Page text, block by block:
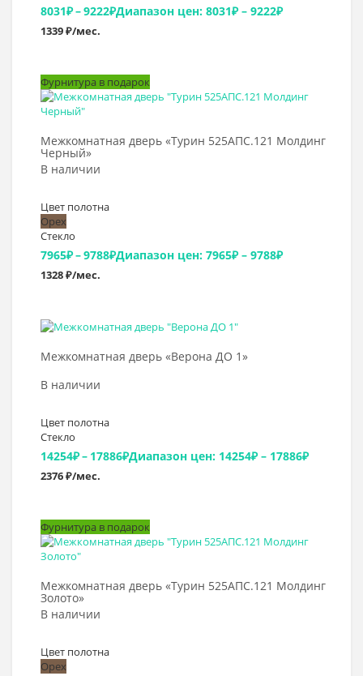
8031₽–9222₽Диапазон цен: 8031₽ – 9222₽
1339 ₽/мес.
Фурнитура в подарок
Межкомнатная дверь «Турин 525АПС.121 Молдинг
Черный»
В наличии
Цвет полотна
Орех
Стекло
7965₽–9788₽Диапазон цен: 7965₽ – 9788₽
1328 ₽/мес.
Выбрать >
Межкомнатная дверь «Верона ДО 1»
В наличии
Цвет полотна
Стекло
14254₽– 17886₽Диапазон цен: 14254₽ – 17886₽
2376 ₽/мес.
Выбрать >
Фурнитура в подарок
Межкомнатная дверь «Турин 525АПС.121 Молдинг
Золото»
В наличии
Цвет полотна
Орех
Выбрать >